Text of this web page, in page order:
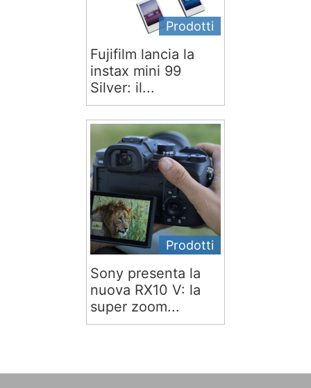
Prodotti
Fujifilm lancia la
instax mini 99
Silver: il...
Prodotti
Sony presenta la
nuova RX10 V: la
super zoom...